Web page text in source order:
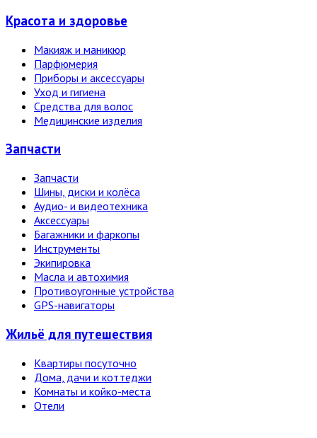
Красота и здоровье
Макияж и маникюр
Парфюмерия
Приборы и аксессуары
Уход и гигиена
Средства для волос
Медицинские изделия
Запчасти
Запчасти
Шины, диски и колёса
Аудио- и видеотехника
Аксессуары
Багажники и фаркопы
Инструменты
Экипировка
Масла и автохимия
Противоугонные устройства
GPS-навигаторы
Жильё для путешествия
Квартиры посуточно
Дома, дачи и коттеджи
Комнаты и койко-места
Отели